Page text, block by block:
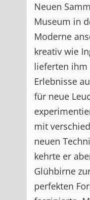
Neuen
Museum in
Moderne
kreativ wie
lieferten ihm
Erlebnisse
für neue
mit
neuen
kehrte er
Glühbirne
perfekten